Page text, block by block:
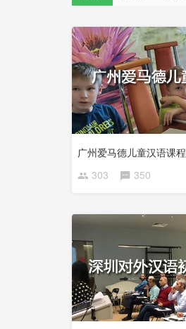
广州爱马德儿童汉语课程
303
350